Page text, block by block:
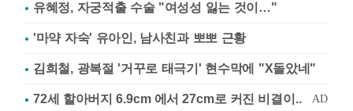
유혜정, 자궁적출 수술 "여성성 잃는 것이…"
'마약 자숙' 유아인, 남사친과 뽀뽀 근황
김희철, 광복절 '거꾸로 태극기' 현수막에 "X돌았네"